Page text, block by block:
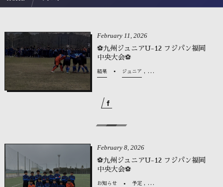
February 11 ,2026
⚽九州ジュニアU-12 フジパン福岡
中央大会⚽
結果 ジュニア , …
February 8,2026
⚽九州ジュニアU-12 フジパン福岡
中央大会⚽
お知らせ 予定 , …